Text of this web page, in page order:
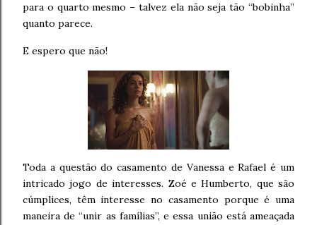
para o quarto mesmo – talvez ela não seja tão “bobinha”
quanto parece.
E espero que não!
Toda a questão do casamento de Vanessa e Rafael é um
intricado jogo de interesses. Zoé e Humberto, que são
cúmplices, têm interesse no casamento porque é uma
maneira de “unir as famílias”, e essa união está ameaçada